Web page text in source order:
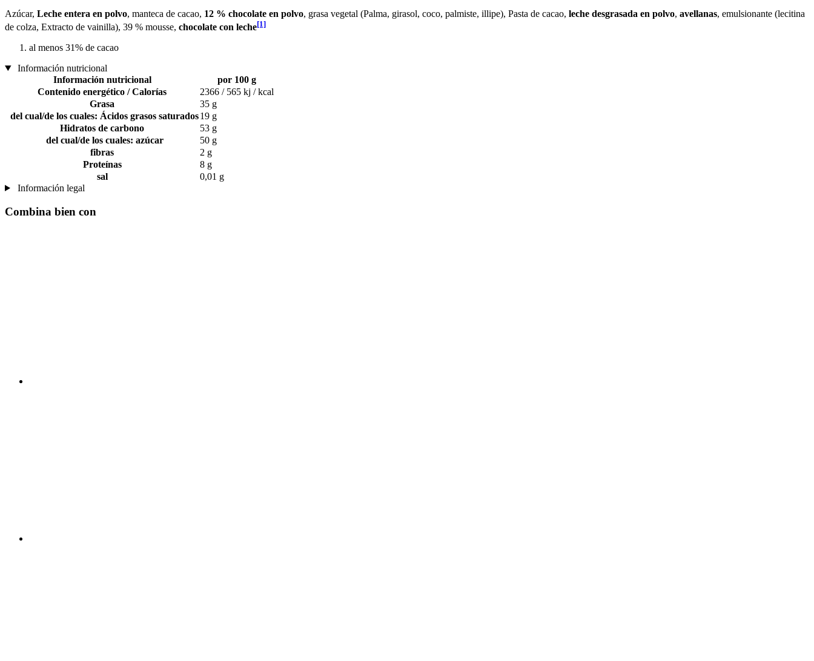
Azúcar, Leche entera en polvo, manteca de cacao, 12 % chocolate en polvo, grasa vegetal (Palma, girasol, coco, palmiste, illipe), Pasta de cacao, leche desgrasada en polvo, avellanas, emulsionante (lecitina
de colza, Extracto de vainilla), 39 % mousse, chocolate con leche[1]
al menos 31% de cacao
Información nutricional
Información nutricional
por 100 g
Contenido energético / Calorías
2366 / 565 kj / kcal
Grasa
35 g
del cual/de los cuales: Ácidos grasos saturados19 g
Hidratos de carbono
53 g
del cual/de los cuales: azúcar
50 g
fibras
2 g
Proteínas
8 g
sal
0,01 g
Información legal
Combina bien con